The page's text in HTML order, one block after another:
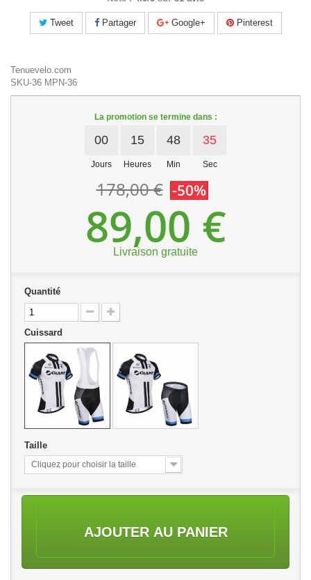
Tweet Partager Google+ Pinterest
Tenuevelo.com
SKU-36 MPN-36
La promotion se termine dans :
00
Jours
15
Heures
48
Min
35
Sec
178,00 € -50%
89,00 €
Livraison gratuite
Quantité
Cuissard
Taille
Cliquez pour choisir la taille
AJOUTER AU PANIER